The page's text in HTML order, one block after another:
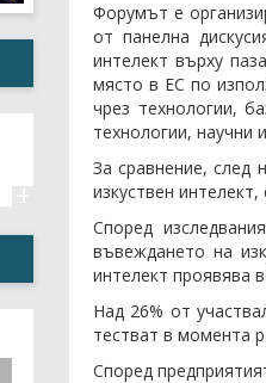
Форумът е
от панелна
интелект върху
място в ЕС по
чрез технологии,
технологии, научни
За сравнение, след
изкуствен
Според
въвеждането на
интелект проявява
Над 26% от
тестват в момента
Според
+